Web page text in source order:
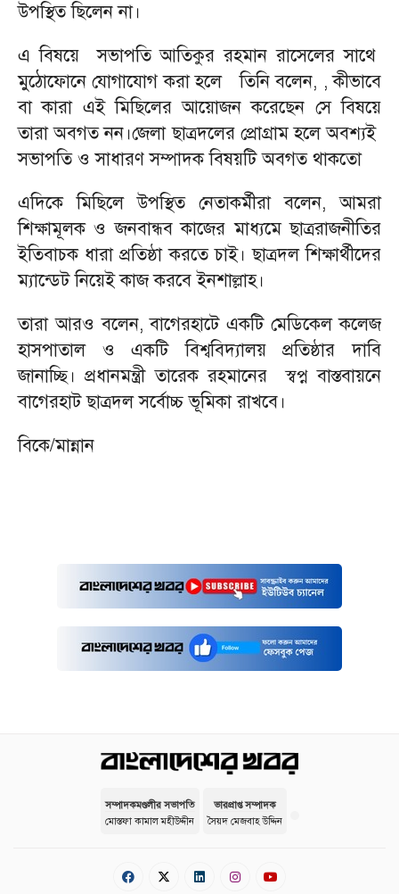
উপস্থিত ছিলেন না।
এ বিষয়ে সভাপতি আতিকুর রহমান রাসেলের সাথে
মুঠোফোনে যোগাযোগ করা হলে তিনি বলেন, , কীভাবে
বা কারা এই মিছিলের আয়োজন করেছেন সে বিষয়ে
তারা অবগত নন।জেলা ছাত্রদলের প্রোগ্রাম হলে অবশ্যই
সভাপতি ও সাধারণ সম্পাদক বিষয়টি অবগত থাকতো
এদিকে মিছিলে উপস্থিত নেতাকর্মীরা বলেন, আমরা
শিক্ষামূলক ও জনবান্ধব কাজের মাধ্যমে ছাত্ররাজনীতির
ইতিবাচক ধারা প্রতিষ্ঠা করতে চাই। ছাত্রদল শিক্ষার্থীদের
ম্যান্ডেট নিয়েই কাজ করবে ইনশাল্লাহ।
তারা আরও বলেন, বাগেরহাটে একটি মেডিকেল কলেজ
হাসপাতাল ও একটি বিশ্ববিদ্যালয় প্রতিষ্ঠার দাবি
জানাচ্ছি। প্রধানমন্ত্রী তারেক রহমানের স্বপ্ন বাস্তবায়নে
বাগেরহাট ছাত্রদল সর্বোচ্চ ভূমিকা রাখবে।
বিকে/মান্নান
সম্পাদকমণ্ডলীর সভাপতি
মোস্তফা কামাল মহীউদ্দীন
ভারপ্রাপ্ত সম্পাদক
সৈয়দ মেজবাহ উদ্দিন